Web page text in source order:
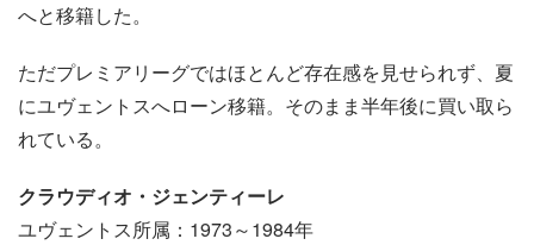
へと移籍した。
ただプレミアリーグではほとんど存在感を見せられず、夏
にユヴェントスへローン移籍。そのまま半年後に買い取ら
れている。
クラウディオ・ジェンティーレ
ユヴェントス所属：1973～1984年